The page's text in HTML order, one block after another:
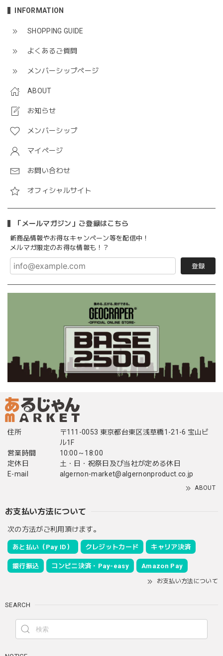
INFORMATION
SHOPPING GUIDE
よくあるご質問
メンバーシップページ
ABOUT
お知らせ
メンバーシップ
マイページ
お問い合わせ
オフィシャルサイト
「メールマガジン」ご登録はこちら
新商品情報やお得なキャンペーン等を配信中！
メルマガ限定のお得な情報も！？
登録
住所
〒111-0053 東京都台東区浅草橋1-21-6 宝山ビ
ル1F
営業時間
10:00～18:00
定休日
土・日・祝祭日及び当社が定める休日
E-mail
algernon-market@algernonproduct.co.jp
ABOUT
お支払い方法について
次の方法がご利用頂けます。
あと払い（Pay ID） クレジットカード キャリア決済
銀行振込 コンビニ決済・Pay-easy Amazon Pay
お支払い方法について
SEARCH